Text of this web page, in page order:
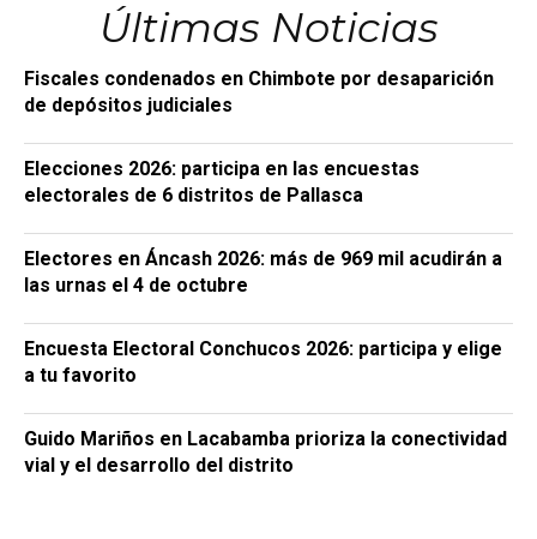
Últimas Noticias
Fiscales condenados en Chimbote por desaparición
de depósitos judiciales
Elecciones 2026: participa en las encuestas
electorales de 6 distritos de Pallasca
Electores en Áncash 2026: más de 969 mil acudirán a
las urnas el 4 de octubre
Encuesta Electoral Conchucos 2026: participa y elige
a tu favorito
Guido Mariños en Lacabamba prioriza la conectividad
vial y el desarrollo del distrito